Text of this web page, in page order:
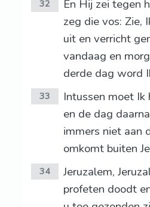
32
En Hij zei tegen
zeg die vos: Zie,
uit en verricht
vandaag en
derde dag word
33
Intussen moet Ik
en de dag
immers niet aan
omkomt buiten
34
Jeruzalem,
profeten doodt